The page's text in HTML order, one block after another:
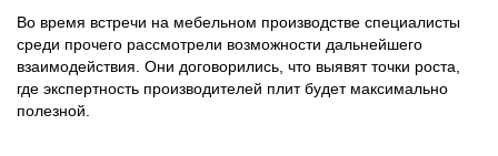
Во время встречи на мебельном производстве специалисты
среди прочего рассмотрели возможности дальнейшего
взаимодействия. Они договорились, что выявят точки роста,
где экспертность производителей плит будет максимально
полезной.